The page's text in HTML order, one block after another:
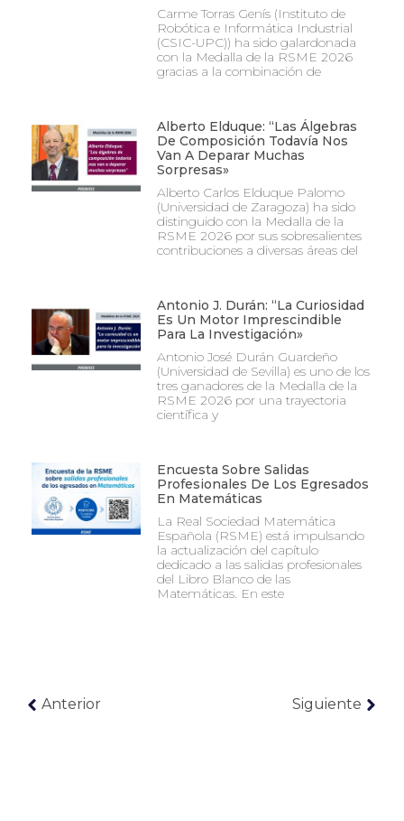
Carme Torras Genís (Instituto de
Robótica e Informática Industrial
(CSIC-UPC)) ha sido galardonada
con la Medalla de la RSME 2026
gracias a la combinación de
Alberto Elduque: “Las Álgebras
De Composición Todavía Nos
Van A Deparar Muchas
Sorpresas»
Alberto Carlos Elduque Palomo
(Universidad de Zaragoza) ha sido
distinguido con la Medalla de la
RSME 2026 por sus sobresalientes
contribuciones a diversas áreas del
Antonio J. Durán: “La Curiosidad
Es Un Motor Imprescindible
Para La Investigación»
Antonio José Durán Guardeño
(Universidad de Sevilla) es uno de los
tres ganadores de la Medalla de la
RSME 2026 por una trayectoria
científica y
Encuesta Sobre Salidas
Profesionales De Los Egresados
En Matemáticas
La Real Sociedad Matemática
Española (RSME) está impulsando
la actualización del capítulo
dedicado a las salidas profesionales
del Libro Blanco de las
Matemáticas. En este
Anterior Siguiente